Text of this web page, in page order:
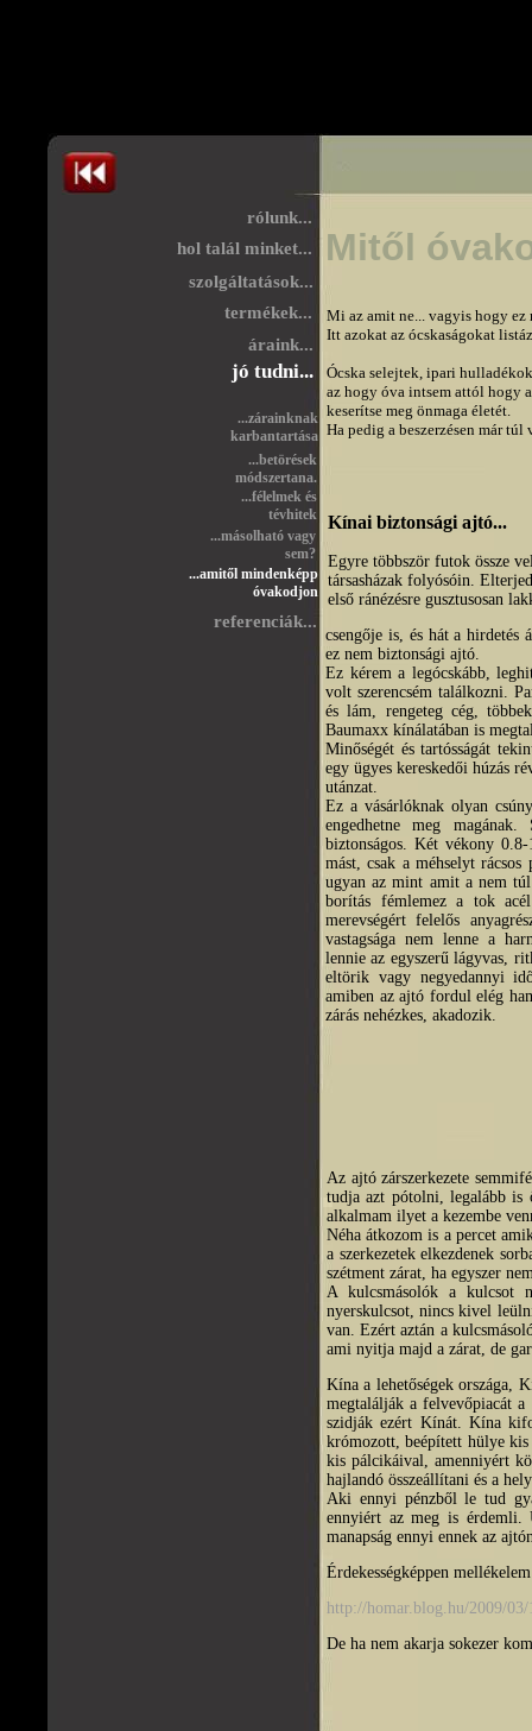
rólunk...
hol talál minket...
szolgáltatások...
áraink...
...betörések
módszertana.
...zárainknak
karbantartása
Mitől
termékek...
jó tudni...
Mi az amit ne... vagyis hogy
Itt azokat az ócskaságokat
Ócska selejtek, ipari
az hogy óva intsem attól hogy
keserítse meg önmaga életét.
Ha pedig a beszerzésen már
...félelmek és
tévhitek
csengője is, és hát a
ez nem biztonsági ajtó.
Ez kérem a legócskább,
volt szerencsém találkozni.
és lám, rengeteg cég,
Baumaxx kínálatában is
Minőségét és tartósságát
egy ügyes kereskedői húzás
utánzat.
Ez a vásárlóknak olyan
engedhetne meg
biztonságos. Két vékony
mást, csak a méhselyt
ugyan az mint amit a nem
borítás fémlemez a tok
merevségért felelős
vastagsága nem lenne a
lennie az egyszerű lágyvas,
eltörik vagy negyedannyi
amiben az ajtó fordul elég
zárás nehézkes, akadozik.
Kínai biztonsági ajtó...
Egyre többször futok össze
társasházak folyósóin.
első ránézésre gusztusosan
...másolható vagy
sem?
...amitől mindenképp
óvakodjon
referenciák...
Az ajtó zárszerkezete
tudja azt pótolni, legalább is
alkalmam ilyet a kezembe
Néha átkozom is a percet
a szerkezetek elkezdenek
szétment zárat, ha egyszer
A kulcsmásolók a kulcsot
nyerskulcsot, nincs kivel
van. Ezért aztán a
ami nyitja majd a zárat, de
Kína a lehetőségek országa,
megtalálják a felvevőpiacát a
szidják ezért Kínát. Kína
krómozott, beépített hülye
kis pálcikáival, amenniyért
hajlandó összeállítani és a
Aki ennyi pénzből le tud
ennyiért az meg is érdemli.
manapság ennyi ennek az
Érdekességképpen
http://homar.blog.hu/2009/
De ha nem akarja sokezer